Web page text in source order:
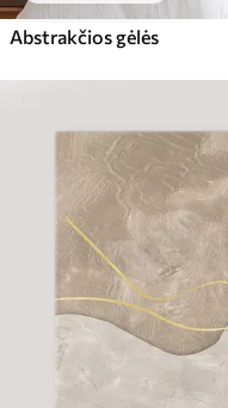
Abstrakčios gėlės